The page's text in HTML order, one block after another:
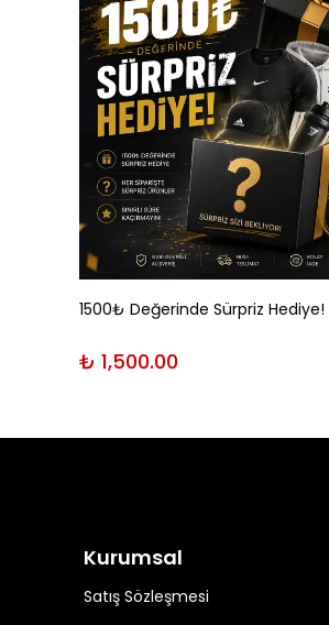
1500₺ Değerinde Sürpriz Hediye!
₺ 1,500.00
Kurumsal
Satış Sözleşmesi